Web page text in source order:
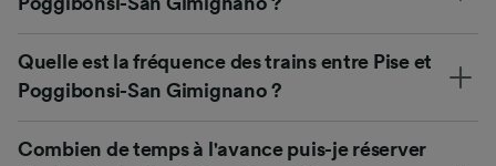
Quelle est la fréquence des trains entre Pise et
Poggibonsi-San Gimignano ?
Combien de temps à l'avance puis-je réserver